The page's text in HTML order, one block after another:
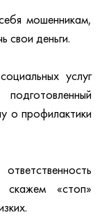
мошенникам,
свои деньги.
услуг
о профилактики
«стоп»